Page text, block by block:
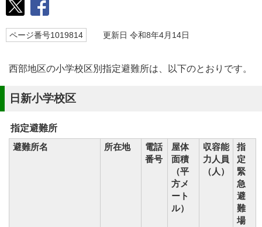
ページ番号1019814 更新日 令和8年4月14日
西部地区の小学校区別指定避難所は、以下のとおりです。
日新小学校区
指定避難所
避難所名
所在地
電話
番号
屋体
面積
（平
方メ
ート
ル）
収容能
力人員
（人）
指
定
緊
急
避
難
場